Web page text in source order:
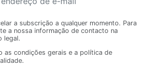
a subscrição a qualquer momento. Para
a nossa informação de contacto na
legal.
as condições gerais e a política de